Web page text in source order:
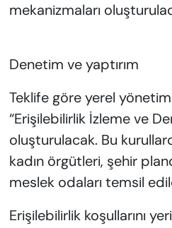
mekanizmaları
Denetim ve yaptırım
Teklife göre yerel
“Erişilebilirlik İzleme ve
oluşturulacak. Bu
kadın örgütleri, şehir
meslek odaları temsil
Erişilebilirlik koşullarını